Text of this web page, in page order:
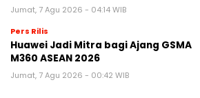
Jumat, 7 Agu 2026 - 04:14 WIB
Pers Rilis
Huawei Jadi Mitra bagi Ajang GSMA
M360 ASEAN 2026
Jumat, 7 Agu 2026 - 00:42 WIB